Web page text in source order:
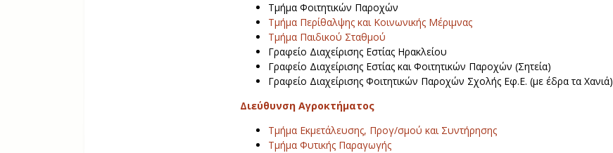
Τμήμα Φοιτητικών Παροχών
Τμήμα Περίθαλψης και Κοινωνικής Μέριμνας
Τμήμα Παιδικού Σταθμού
Γραφείο Διαχείρισης Εστίας Ηρακλείου
Γραφείο Διαχείρισης Εστίας και Φοιτητικών Παροχών (Σητεία)
Γραφείο Διαχείρισης Φοιτητικών Παροχών Σχολής Εφ.Ε. (με έδρα τα Χανιά)
Διεύθυνση Αγροκτήματος
Τμήμα Εκμετάλευσης, Προγ/σμού και Συντήρησης
Τμήμα Φυτικής Παραγωγής